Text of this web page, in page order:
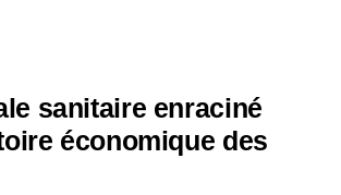
sanitaire enraciné
économique des